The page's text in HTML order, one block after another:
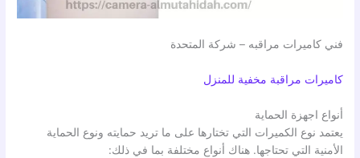
فني كاميرات مراقبه – شركة المتحدة
كاميرات مراقبة مخفية للمنزل
أنواع اجهزة الحماية
يعتمد نوع الكميرات التي تختارها على ما تريد حمايته ونوع الحماية
الأمنية التي تحتاجها. هناك أنواع مختلفة بما في ذلك: